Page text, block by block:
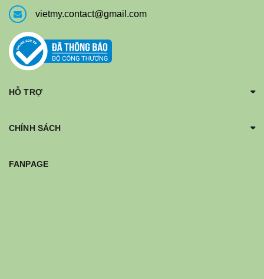
vietmy.contact@gmail.com
HỖ TRỢ
CHÍNH SÁCH
FANPAGE